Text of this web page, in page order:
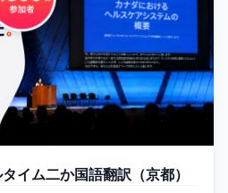
イム二か国語翻訳（京都）